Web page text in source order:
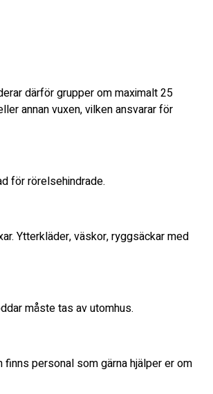
därför grupper om maximalt 25
annan vuxen, vilken ansvarar för
för rörelsehindrade.
Ytterkläder, väskor, ryggsäckar med
måste tas av utomhus.
personal som gärna hjälper er om